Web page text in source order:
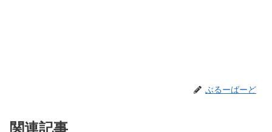
ぶるーばーど
関連記事